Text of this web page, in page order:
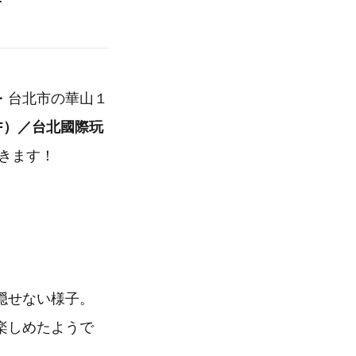
台北市の華山１
／台北國際玩
ます！
ない様子。
しめたようで